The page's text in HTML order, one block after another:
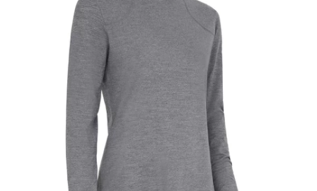
Golfové hole
Oblečení
Boty